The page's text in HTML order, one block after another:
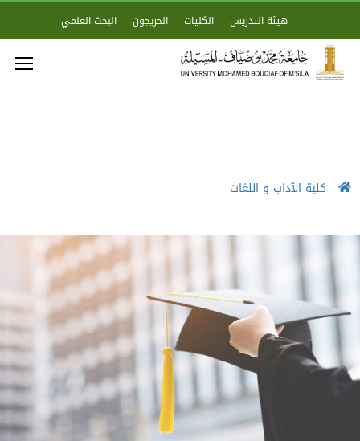
هيئة التدريس الكليات الخريجون البحث العلمي
كلية الآداب و اللغات